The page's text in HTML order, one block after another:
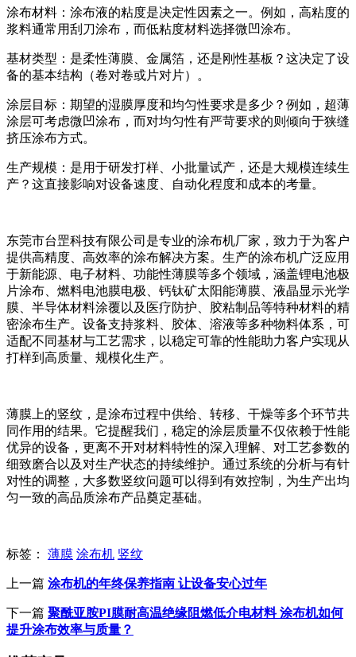
涂布材料：涂布液的粘度是决定性因素之一。例如，高粘度的
浆料通常用刮刀涂布，而低粘度材料选择微凹涂布。
基材类型：是柔性薄膜、金属箔，还是刚性基板？这决定了设
备的基本结构（卷对卷或片对片）。
涂层目标：期望的湿膜厚度和均匀性要求是多少？例如，超薄
涂层可考虑微凹涂布，而对均匀性有严苛要求的则倾向于狭缝
挤压涂布方式。
生产规模：是用于研发打样、小批量试产，还是大规模连续生
产？这直接影响对设备速度、自动化程度和成本的考量。
东莞市台罡科技有限公司是专业的涂布机厂家，致力于为客户
提供高精度、高效率的涂布解决方案。生产的涂布机广泛应用
于新能源、电子材料、功能性薄膜等多个领域，涵盖锂电池极
片涂布、燃料电池膜电极、钙钛矿太阳能薄膜、液晶显示光学
膜、半导体材料涂覆以及医疗防护、胶粘制品等特种材料的精
密涂布生产。设备支持浆料、胶体、溶液等多种物料体系，可
适配不同基材与工艺需求，以稳定可靠的性能助力客户实现从
打样到高质量、规模化生产。
薄膜上的竖纹，是涂布过程中供给、转移、干燥等多个环节共
同作用的结果。它提醒我们，稳定的涂层质量不仅依赖于性能
优异的设备，更离不开对材料特性的深入理解、对工艺参数的
细致磨合以及对生产状态的持续维护。通过系统的分析与有针
对性的调整，大多数竖纹问题可以得到有效控制，为生产出均
匀一致的高品质涂布产品奠定基础。
标签： 薄膜 涂布机 竖纹
上一篇 涂布机的年终保养指南 让设备安心过年
下一篇 聚酰亚胺PI膜耐高温绝缘阻燃低介电材料 涂布机如何
提升涂布效率与质量？